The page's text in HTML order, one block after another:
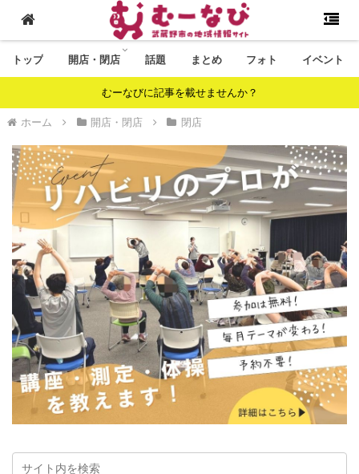
トップ 開店・閉店 話題 まとめ フォト イベント
むーなびに記事を載せませんか？
ホーム 開店・閉店 閉店